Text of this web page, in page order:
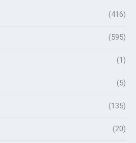
(416)
(595)
(1)
(5)
(135)
(20)